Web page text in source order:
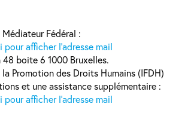
Fédéral :
pour afficher l'adresse mail
boite 6 1000 Bruxelles.
Promotion des Droits Humains (IFDH)
et une assistance supplémentaire :
pour afficher l'adresse mail